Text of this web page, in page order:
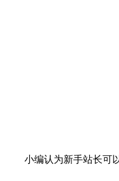
小编认为新手站长可